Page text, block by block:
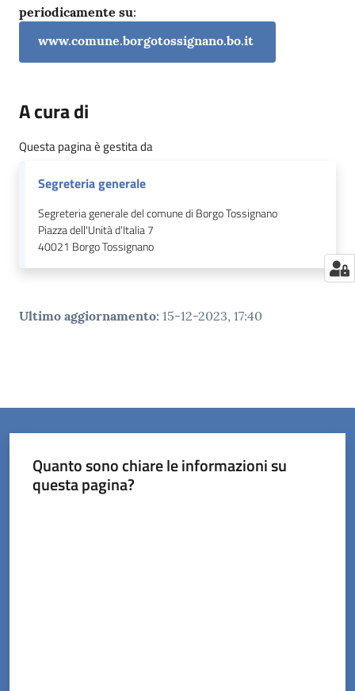
periodicamente su:
www.comune.borgotossignano.bo.it
A cura di
Questa pagina è gestita da
Segreteria generale
Segreteria generale del comune di Borgo Tossignano
Piazza dell'Unità d'Italia 7
40021 Borgo Tossignano
Ultimo aggiornamento: 15-12-2023, 17:40
Quanto sono chiare le informazioni su
questa pagina?